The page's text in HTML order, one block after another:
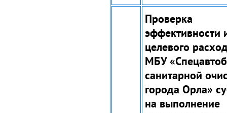
Проверка
эффективности
целевого
МБУ
санитарной
города Орла»
на выполнение